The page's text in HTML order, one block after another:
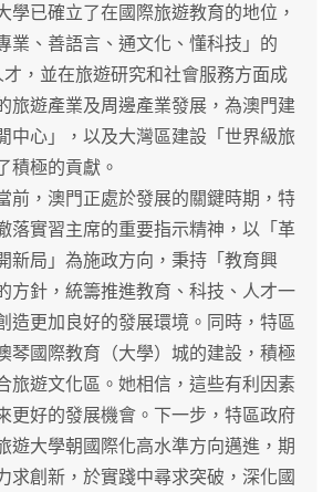
學已確立了在國際旅遊教育的地位，
業、善語言、通文化、懂科技」的
才，並在旅遊研究和社會服務方面成
旅遊產業及周邊產業發展，為澳門建
中心」，以及大灣區建設「世界級旅
積極的貢獻。
，澳門正處於發展的關鍵時期，特
落實習主席的重要指示精神，以「革
新局」為施政方向，秉持「教育興
方針，統籌推進教育、科技、人才一
造更加良好的發展環境。同時，特區
琴國際教育（大學）城的建設，積極
旅遊文化區。她相信，這些有利因素
更好的發展機會。下一步，特區政府
遊大學朝國際化高水準方向邁進，期
求創新，於實踐中尋求突破，深化國